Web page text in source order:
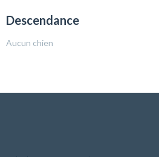
Descendance
Aucun chien